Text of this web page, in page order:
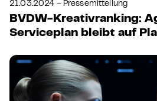
21.03.2024 – Pressemitteilung
BVDW-Kreativranking:
Serviceplan bleibt auf